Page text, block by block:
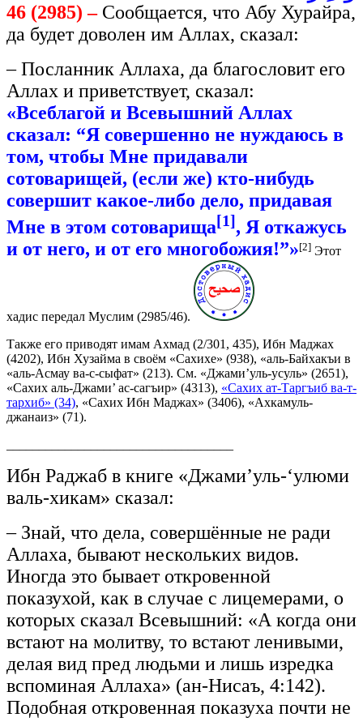
46 (2985) – Сообщается, что Абу Хурайра,
да будет доволен им Аллах, сказал:
– Посланник Аллаха, да благословит его
Аллах и приветствует, сказал:
«Всеблагой и Всевышний Аллах
сказал: “Я совершенно не нуждаюсь в
том, чтобы Мне придавали
сотоварищей, (если же) кто-нибудь
совершит какое-либо дело, придавая
Мне в этом сотоварища[1], Я откажусь
и от него, и от его многобожия!”»[2] Этот
хадис передал Муслим (2985/46).
Также его приводят имам Ахмад (2/301, 435), Ибн Маджах
(4202), Ибн Хузайма в своём «Сахихе» (938), «аль-Байхакъи в
«аль-Асмау ва-с-сыфат» (213). См. «Джами’уль-усуль» (2651),
«Сахих аль-Джами’ ас-сагъир» (4313), «Сахих ат-Таргъиб ва-т-
тархиб» (34), «Сахих Ибн Маджах» (3406), «Ахкамуль-
джанаиз» (71).
Ибн Раджаб в книге «Джами’уль-‘улюми
валь-хикам» сказал:
– Знай, что дела, совершённые не ради
Аллаха, бывают нескольких видов.
Иногда это бывает откровенной
показухой, как в случае с лицемерами, о
которых сказал Всевышний: «А когда они
встают на молитву, то встают ленивыми,
делая вид пред людьми и лишь изредка
вспоминая Аллаха» (ан-Нисаъ, 4:142).
Подобная откровенная показуха почти не